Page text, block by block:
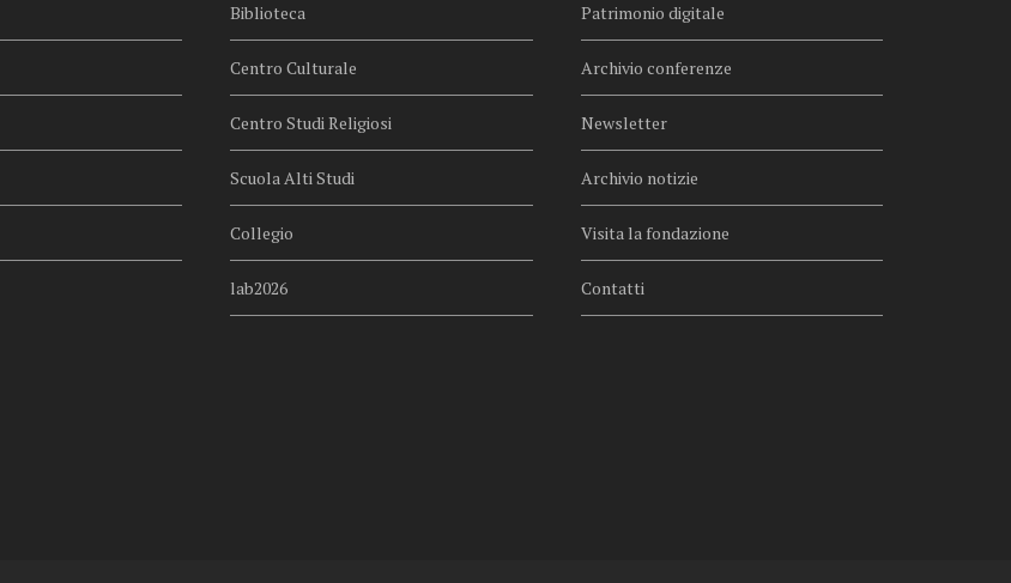
Biblioteca
Centro Culturale
Centro Studi Religiosi
Scuola Alti Studi
Collegio
lab2026
Patrimonio digitale
Archivio conferenze
Newsletter
Archivio notizie
Visita la fondazione
Contatti